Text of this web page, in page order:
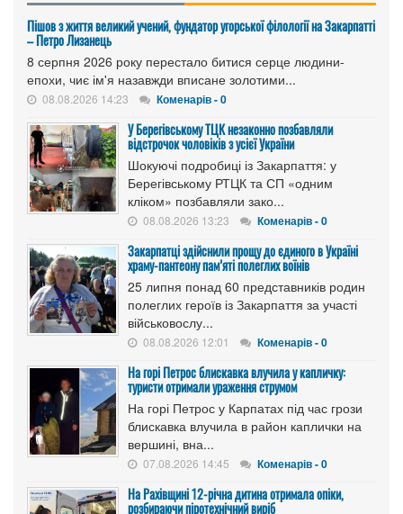
Пішов з життя великий учений, фундатор угорської філології на Закарпатті
– Петро Лизанець
8 серпня 2026 року перестало битися серце людини-
епохи, чиє ім'я назавжди вписане золотими...
08.08.2026 14:23 Коменарів - 0
У Берегівському ТЦК незаконно позбавляли
відстрочок чоловіків з усієї України
Шокуючі подробиці із Закарпаття: у
Берегівському РТЦК та СП «одним
кліком» позбавляли зако...
08.08.2026 13:23 Коменарів - 0
Закарпатці здійснили прощу до єдиного в Україні
храму-пантеону пам’яті полеглих воїнів
25 липня понад 60 представників родин
полеглих героїв із Закарпаття за участі
військовослу...
08.08.2026 12:01 Коменарів - 0
На горі Петрос блискавка влучила у капличку:
туристи отримали ураження струмом
На горі Петрос у Карпатах під час грози
блискавка влучила в район каплички на
вершині, вна...
07.08.2026 14:45 Коменарів - 0
На Рахівщині 12-річна дитина отримала опіки,
розбираючи піротехнічний виріб